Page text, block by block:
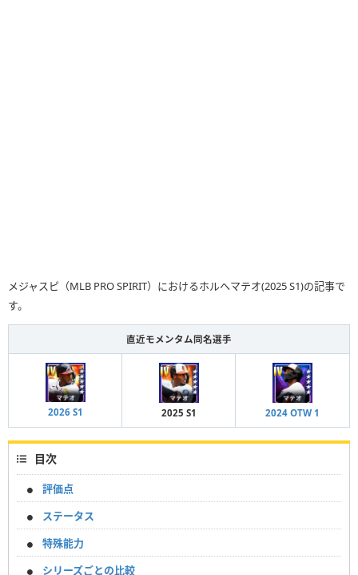
メジャスピ（MLB PRO SPIRIT）におけるホルヘマテオ(2025 S1)の記事で
す。
直近モメンタム同名選手
2026 S1 2025 S1 2024 OTW 1
目次
評価点
ステータス
特殊能力
シリーズごとの比較